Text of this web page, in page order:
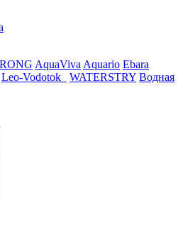
AquaViva Aquario Ebara
Leo-Vodotok_ WATERSTRY Водная